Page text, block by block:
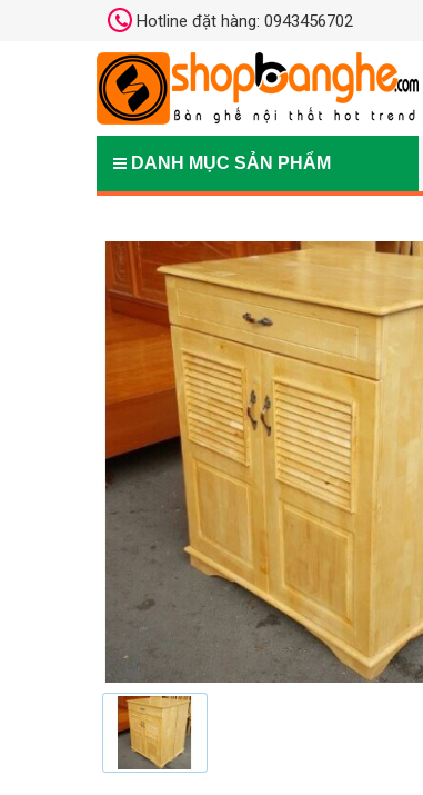
Hotline đặt hàng: 0943456702
DANH MỤC SẢN PHẨM